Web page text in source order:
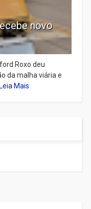
novo
Roxo deu
da malha viária e
Mais